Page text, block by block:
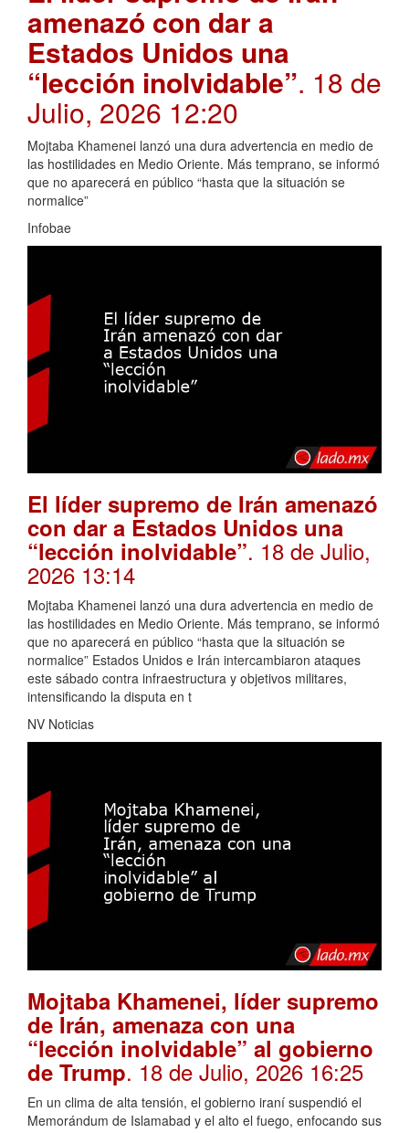
amenazó con dar a
Estados Unidos una
“lección inolvidable”. 18 de
Julio, 2026 12:20
Mojtaba Khamenei lanzó una dura advertencia en medio de
las hostilidades en Medio Oriente. Más temprano, se informó
que no aparecerá en público “hasta que la situación se
normalice”
Infobae
El líder supremo de Irán amenazó
con dar a Estados Unidos una
“lección inolvidable”. 18 de Julio,
2026 13:14
Mojtaba Khamenei lanzó una dura advertencia en medio de
las hostilidades en Medio Oriente. Más temprano, se informó
que no aparecerá en público “hasta que la situación se
normalice” Estados Unidos e Irán intercambiaron ataques
este sábado contra infraestructura y objetivos militares,
intensificando la disputa en t
NV Noticias
Mojtaba Khamenei, líder supremo
de Irán, amenaza con una
“lección inolvidable” al gobierno
de Trump. 18 de Julio, 2026 16:25
En un clima de alta tensión, el gobierno iraní suspendió el
Memorándum de Islamabad y el alto el fuego, enfocando sus